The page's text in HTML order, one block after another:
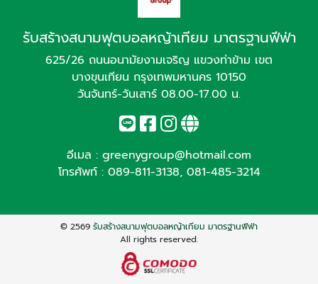
รับสร้างสนามฟุตบอลหญ้าเทียม มาตรฐานฟีฟ่า
625/26 ถนนอนามัยงามเจริญ แขวงท่าข้าม เขต
บางขุนเทียน กรุงเทพมหานคร 10150
วันจันทร์-วันเสาร์ 08.00-17.00 น.
อีเมล : greenygroup@hotmail.com
โทรศัพท์ : 089-811-3138, 081-485-3214
© 2569 รับสร้างสนามฟุตบอลหญ้าเทียม มาตรฐานฟีฟ่า
All rights reserved.